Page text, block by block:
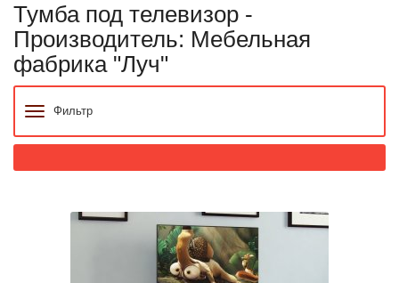
Тумба под телевизор -
Производитель: Мебельная
фабрика "Луч"
Фильтр